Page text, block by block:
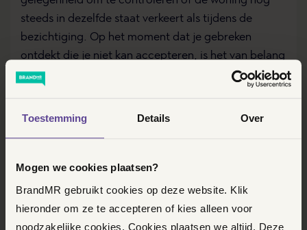
Toestemming Details Over
Mogen we cookies plaatsen?
BrandMR gebruikt cookies op deze website. Klik
hieronder om ze te accepteren of kies alleen voor
noodzakelijke cookies. Cookies plaatsen we altijd. Deze
steeds in dezelfde staat verkeert als tijdens de
bezichtiging. Op het moment dat je gebreken
ontdekt die je niet kan accepteren, is het van belang
dat je hier vóór de levering aanvullende, schriftelijke
KAT IN DE ZAK